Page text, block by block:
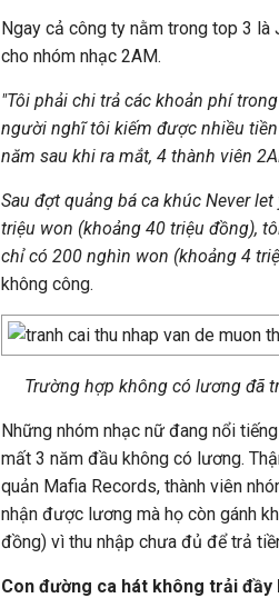
Ngay cả công ty nằm trong top 3
cho nhóm nhạc 2AM.
"Tôi phải chi trả các khoản phí
người nghĩ tôi kiếm được nhiều
năm sau khi ra mắt, 4 thành viên
Sau đợt quảng bá ca khúc Never
triệu won (khoảng 40 triệu đồng),
chỉ có 200 nghìn won (khoảng 4
không công.
Trường hợp không có lương đã
Những nhóm nhạc nữ đang nổi
mất 3 năm đầu không có lương.
quản Mafia Records, thành viên
nhận được lương mà họ còn gánh
đồng) vì thu nhập chưa đủ để trả
Con đường ca hát không trải đầy